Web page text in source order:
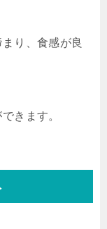
り、食感が良
きます。